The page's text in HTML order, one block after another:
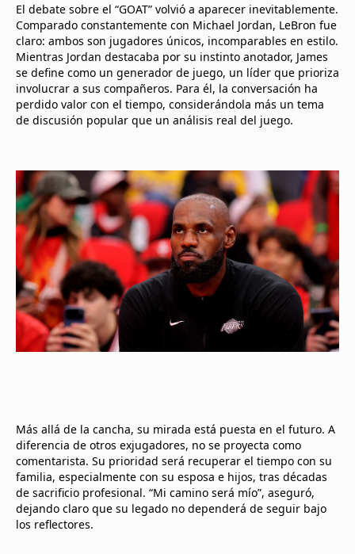
El debate sobre el “GOAT” volvió a aparecer inevitablemente.
Comparado constantemente con Michael Jordan, LeBron fue
claro: ambos son jugadores únicos, incomparables en estilo.
Mientras Jordan destacaba por su instinto anotador, James
se define como un generador de juego, un líder que prioriza
involucrar a sus compañeros. Para él, la conversación ha
perdido valor con el tiempo, considerándola más un tema
de discusión popular que un análisis real del juego.
Más allá de la cancha, su mirada está puesta en el futuro. A
diferencia de otros exjugadores, no se proyecta como
comentarista. Su prioridad será recuperar el tiempo con su
familia, especialmente con su esposa e hijos, tras décadas
de sacrificio profesional. “Mi camino será mío”, aseguró,
dejando claro que su legado no dependerá de seguir bajo
los reflectores.